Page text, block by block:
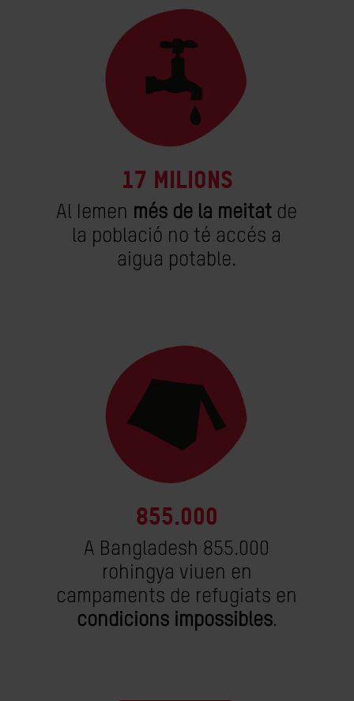
17 milions
Al Iemen més de la meitat de
la població no té accés a
aigua potable.
855.000
A Bangladesh 855.000
rohingya viuen en
campaments de refugiats en
condicions impossibles.